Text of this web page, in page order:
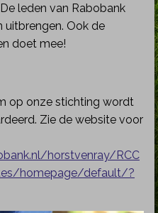
leden van Rabobank
Ook de
doet mee!
op onze stichting wordt
Zie de website voor
horstvenray/RCC
homepage/default/?